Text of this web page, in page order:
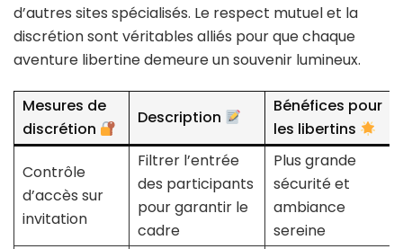
d’autres sites spécialisés. Le respect mutuel et la
discrétion sont véritables alliés pour que chaque
aventure libertine demeure un souvenir lumineux.
Mesures de
discrétion
Description
Bénéfices pour
les libertins
Contrôle
d’accès sur
invitation
Filtrer l’entrée
des participants
pour garantir le
cadre
Plus grande
sécurité et
ambiance
sereine